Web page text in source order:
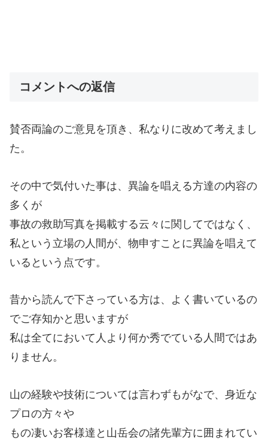
コメントへの返信
賛否両論のご意見を頂き、私なりに改めて考えまし
た。
その中で気付いた事は、異論を唱える方達の内容の
多くが
事故の救助写真を掲載する云々に関してではなく、
私という立場の人間が、物申すことに異論を唱えて
いるという点です。
昔から読んで下さっている方は、よく書いているの
でご存知かと思いますが
私は全てにおいて人より何か秀でている人間ではあ
りません。
山の経験や技術については言わずもがなで、身近な
プロの方々や
もの凄いお客様達と山岳会の諸先輩方に囲まれてい